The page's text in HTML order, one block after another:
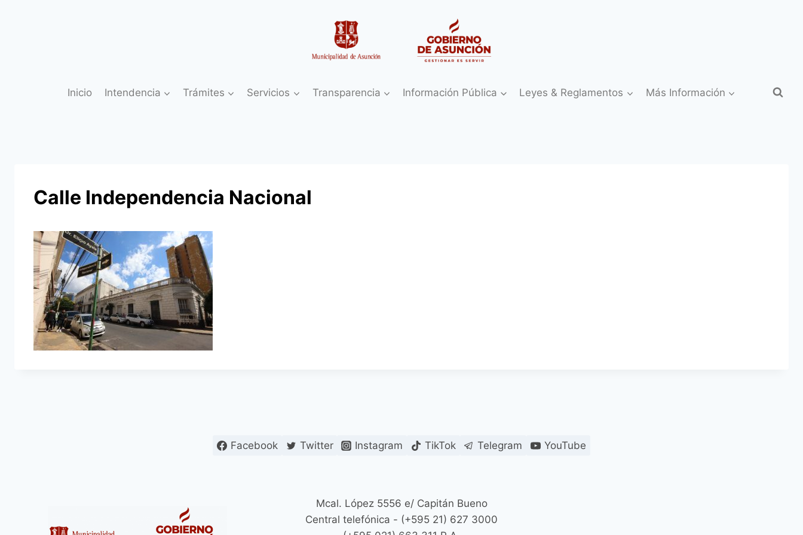
Inicio Intendencia Trámites Servicios Transparencia Información Pública Leyes & Reglamentos Más Información
Calle Independencia Nacional
Facebook Twitter Instagram TikTok Telegram YouTube
Mcal. López 5556 e/ Capitán Bueno
Central telefónica - (+595 21) 627 3000